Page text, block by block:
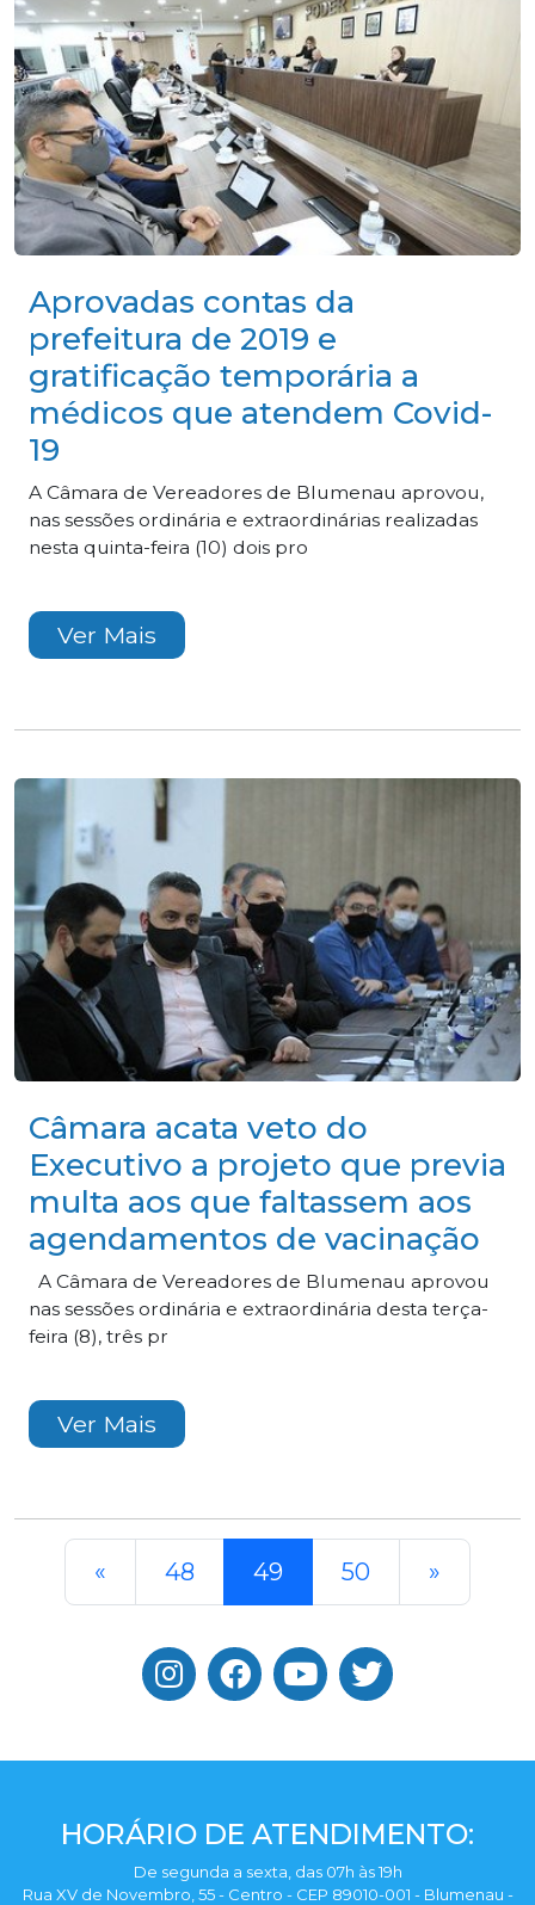
Aprovadas contas da
prefeitura de 2019 e
gratificação temporária a
médicos que atendem Covid-
19
A Câmara de Vereadores de Blumenau aprovou,
nas sessões ordinária e extraordinárias realizadas
nesta quinta-feira (10) dois pro
Ver Mais
Câmara acata veto do
Executivo a projeto que previa
multa aos que faltassem aos
agendamentos de vacinação
A Câmara de Vereadores de Blumenau aprovou
nas sessões ordinária e extraordinária desta terça-
feira (8), três pr
Ver Mais
« 48 49 50 »
HORÁRIO DE ATENDIMENTO:
De segunda a sexta, das 07h às 19h
Rua XV de Novembro, 55 - Centro - CEP 89010-001 - Blumenau -